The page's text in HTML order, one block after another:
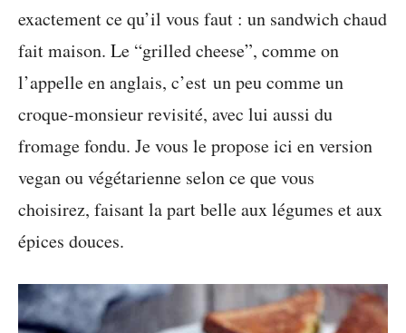
exactement ce qu’il vous faut : un sandwich chaud
fait maison. Le “grilled cheese”, comme on
l’appelle en anglais, c’est un peu comme un
croque-monsieur revisité, avec lui aussi du
fromage fondu. Je vous le propose ici en version
vegan ou végétarienne selon ce que vous
choisirez, faisant la part belle aux légumes et aux
épices douces.